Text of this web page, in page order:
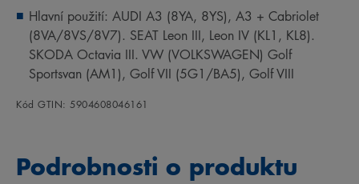
Hlavní použití: AUDI A3 (8YA, 8YS), A3 + Cabriolet
(8VA/8VS/8V7). SEAT Leon III, Leon IV (KL1, KL8).
SKODA Octavia III. VW (VOLKSWAGEN) Golf
Sportsvan (AM1), Golf VII (5G1/BA5), Golf VIII
Kód GTIN: 5904608046161
Podrobnosti o produktu